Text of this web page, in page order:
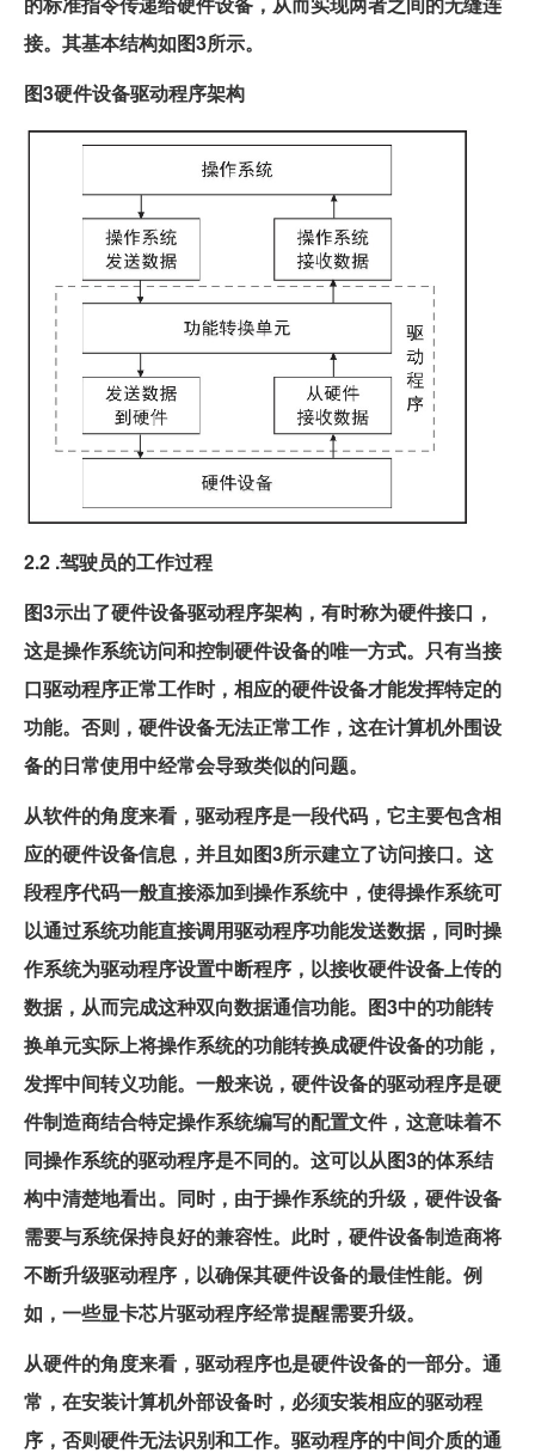
接。其基本结构如图3所示。
图3硬件设备驱动程序架构
2.2 .驾驶员的工作过程
图3示出了硬件设备驱动程序架构，有时称为硬件接口，
这是操作系统访问和控制硬件设备的唯一方式。只有当接
口驱动程序正常工作时，相应的硬件设备才能发挥特定的
功能。否则，硬件设备无法正常工作，这在计算机外围设
备的日常使用中经常会导致类似的问题。
从软件的角度来看，驱动程序是一段代码，它主要包含相
应的硬件设备信息，并且如图3所示建立了访问接口。这
段程序代码一般直接添加到操作系统中，使得操作系统可
以通过系统功能直接调用驱动程序功能发送数据，同时操
作系统为驱动程序设置中断程序，以接收硬件设备上传的
数据，从而完成这种双向数据通信功能。图3中的功能转
换单元实际上将操作系统的功能转换成硬件设备的功能，
发挥中间转义功能。一般来说，硬件设备的驱动程序是硬
件制造商结合特定操作系统编写的配置文件，这意味着不
同操作系统的驱动程序是不同的。这可以从图3的体系结
构中清楚地看出。同时，由于操作系统的升级，硬件设备
需要与系统保持良好的兼容性。此时，硬件设备制造商将
不断升级驱动程序，以确保其硬件设备的最佳性能。例
如，一些显卡芯片驱动程序经常提醒需要升级。
从硬件的角度来看，驱动程序也是硬件设备的一部分。通
常，在安装计算机外部设备时，必须安装相应的驱动程
序，否则硬件无法识别和工作。驱动程序的中间介质的通